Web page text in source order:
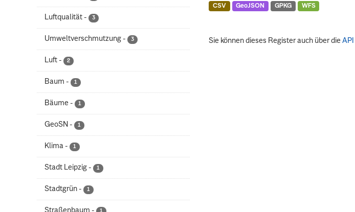
Luftqualität - 3
Umweltverschmutzung - 3
Luft - 2
Baum - 1
Bäume - 1
GeoSN - 1
Klima - 1
Stadt Leipzig - 1
Stadtgrün - 1
Straßenbaum -
CSV GeoJSON GPKG WFS
Sie können dieses Register auch über dieAPI